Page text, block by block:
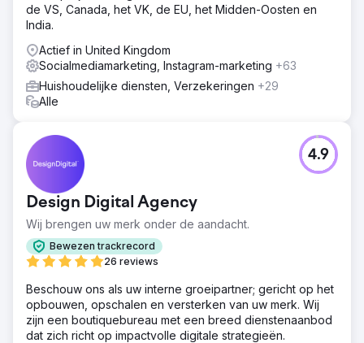
de VS, Canada, het VK, de EU, het Midden-Oosten en
India.
Actief in United Kingdom
Socialmediamarketing, Instagram-marketing +63
Huishoudelijke diensten, Verzekeringen +29
Alle
Design Digital Agency
Wij brengen uw merk onder de aandacht.
Bewezen trackrecord
26 reviews
4.9
Beschouw ons als uw interne groeipartner; gericht op het
opbouwen, opschalen en versterken van uw merk. Wij
zijn een boutiquebureau met een breed dienstenaanbod
dat zich richt op impactvolle digitale strategieën.